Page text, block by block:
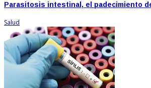
Parasitosis intestinal, el padecimiento
Salud